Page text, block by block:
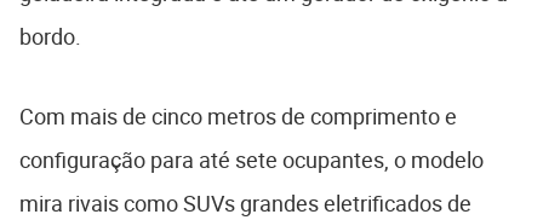
bordo.
Com mais de cinco metros de comprimento e
configuração para até sete ocupantes, o modelo
mira rivais como SUVs grandes eletrificados de